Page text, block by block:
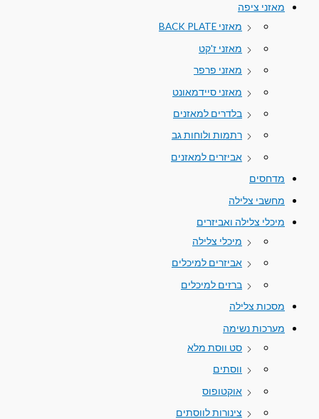
מאזני ציפה
מאזני BACK PLATE
מאזני ז'קט
מאזני פרפר
מאזני סיידמאונט
בלדרים למאזנים
רתמות ולוחות גב
אביזרים למאזנים
מדחסים
מחשבי צלילה
מיכלי צלילה ואביזרים
מיכלי צלילה
אביזרים למיכלים
ברזים למיכלים
מסכות צלילה
מערכות נשימה
סט ווסת מלא
ווסתים
אוקטופוס
צינורות לווסתים